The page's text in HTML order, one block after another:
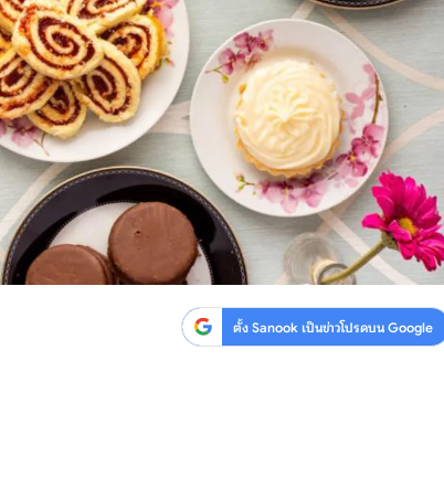
ตั้ง Sanook เป็นข่าวโปรดบน Google